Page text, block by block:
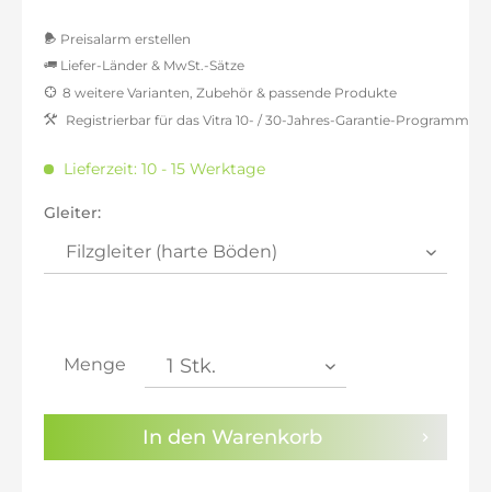
Preisalarm erstellen
Preisalarm aktivieren
Liefer-Länder & MwSt.-Sätze
inkl. 16% MwSt.: 565,38 €
inkl. 21% MwSt.: 589,75 €
inkl. 21% MwSt.: 589,75 €
inkl. 22% MwSt.: 594,62 €
8 weitere Varianten, Zubehör & passende Produkte
Registrierbar für das Vitra 10- / 30-Jahres-Garantie-Programm
Lieferzeit: 10 - 15 Werktage
Gleiter:
Menge
In den Warenkorb